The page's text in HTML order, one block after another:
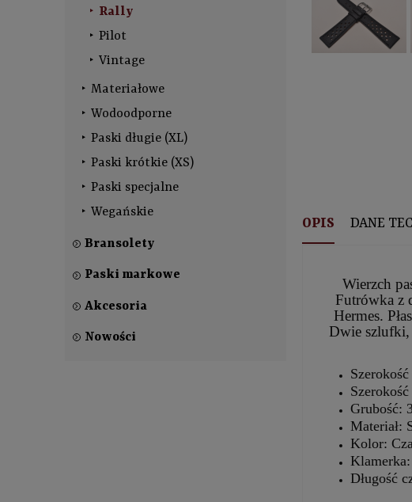
Rally
Pilot
Vintage
Materiałowe
Wodoodporne
Paski długie (XL)
Paski krótkie (XS)
Paski specjalne
Wegańskie
Bransolety
Paski markowe
Akcesoria
Nowości
OPIS DANE
Wierzch
Futrówka z
Hermes.
Dwie szlufki,
Grubość:
Materiał:
Kolor:
Długość